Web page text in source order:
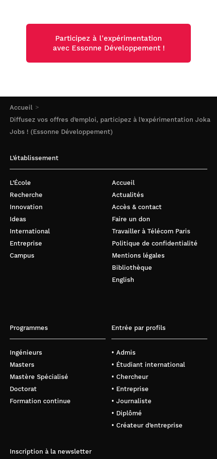
Accueil
Diffusez vos offres d’emploi, participez à l’expérimentation Joka
Jobs ! (Essonne Développement)
Participez à l'expérimentation
avec Essonne Développement !
L’établissement
L’École
Recherche
Innovation
Ideas
International
Entreprise
Campus
Accueil
Actualités
Accès & contact
Faire un don
Travailler à Télécom Paris
Politique de confidentialité
Mentions légales
Bibliothèque
English
Programmes
Ingénieurs
Masters
Mastère Spécialisé
Doctorat
Formation continue
Entrée par profils
• Admis
• Étudiant international
• Chercheur
• Entreprise
• Journaliste
• Diplômé
• Créateur d’entreprise
Inscription à la newsletter